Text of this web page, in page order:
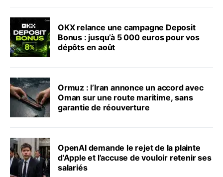
OKX relance une campagne Deposit
Bonus : jusqu’à 5 000 euros pour vos
dépôts en août
Ormuz : l’Iran annonce un accord avec
Oman sur une route maritime, sans
garantie de réouverture
OpenAI demande le rejet de la plainte
d’Apple et l’accuse de vouloir retenir ses
salariés